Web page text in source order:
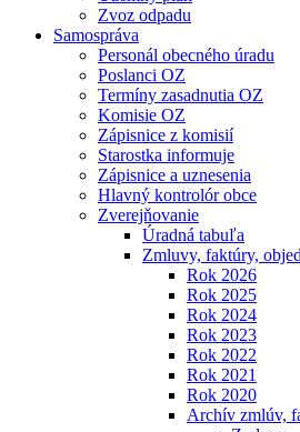
Zvoz odpadu
Samospráva
Personál obecného úradu
Poslanci OZ
Termíny zasadnutia OZ
Komisie OZ
Zápisnice z komisií
Starostka informuje
Zápisnice a uznesenia
Hlavný kontrolór obce
Zverejňovanie
Úradná tabuľa
Zmluvy, faktúry,
Rok 2026
Rok 2025
Rok 2024
Rok 2023
Rok 2022
Rok 2021
Rok 2020
Archív zmlúv,